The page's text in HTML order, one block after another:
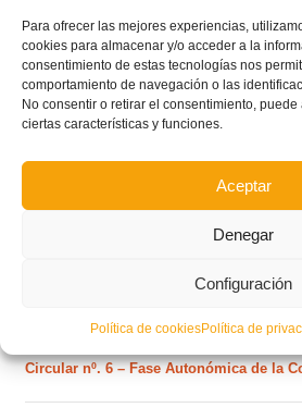
Para ofrecer las mejores experiencias,
cookies para almacenar y/o acceder a la
consentimiento de estas tecnologías nos
comportamiento de navegación o las
No consentir o retirar el consentimiento,
ciertas características y funciones.
Aceptar
Denegar
Configuración
Política de cookiesPolítica de
Estos son los dos grupos y
Comunitat para la temporada
Circular nº. 6 – Fase Autonómica de la